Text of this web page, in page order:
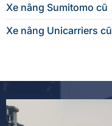
Xe nâng Sumitomo cũ
Xe nâng Unicarriers cũ